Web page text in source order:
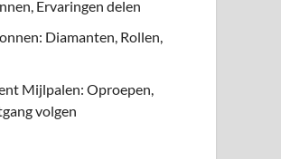
Ervaringen delen
Diamanten, Rollen,
Mijlpalen: Oproepen,
volgen